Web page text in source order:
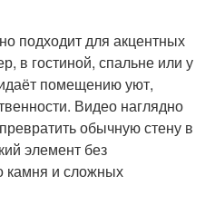
подходит для акцентных
в гостиной, спальне или у
помещению уют,
Видео наглядно
обычную стену в
элемент без
камня и сложных